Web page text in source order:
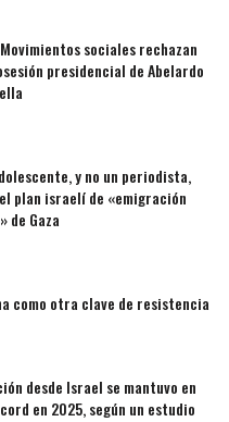
sociales rechazan
presidencial de Abelardo
y no un periodista,
plan israelí de «emigración
de Gaza
como otra clave de resistencia
desde Israel se mantuvo en
en 2025, según un estudio